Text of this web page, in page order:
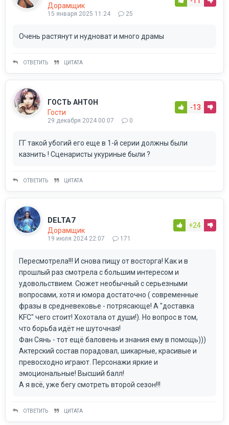
Дорамщик
15 января 2025 11:24 25
Очень растянут и нудноват и много драмы
ОТВЕТИТЬ ЦИТАТА
ГОСТЬ АНТОН
Гости
29 декабря 2024 00:07 0
-13
ГГ такой убогий его еще в 1-й серии должны были
казнить ! Сценаристы укуриные были ?
ОТВЕТИТЬ ЦИТАТА
DELTA7
Дорамщик
19 июля 2024 22:07 171
+24
Пересмотрела!!! И снова пищу от восторга! Как и в
прошлый раз смотрела с большим интересом и
удовольствием. Сюжет необычный с серьезными
вопросами, хотя и юмора достаточно ( современные
фразы в средневековье - потрясающе! А "доставка
KFC" чего стоит! Хохотала от души!). Но вопрос в том,
что борьба идёт не шуточная!
Фан Сянь - тот ещё баловень и знания ему в помощь)))
Актерский состав порадовал, шикарные, красивые и
превосходно играют. Персонажи яркие и
эмоциональные! Высший балл!
А я всё, уже бегу смотреть второй сезон!!!
ОТВЕТИТЬ ЦИТАТА